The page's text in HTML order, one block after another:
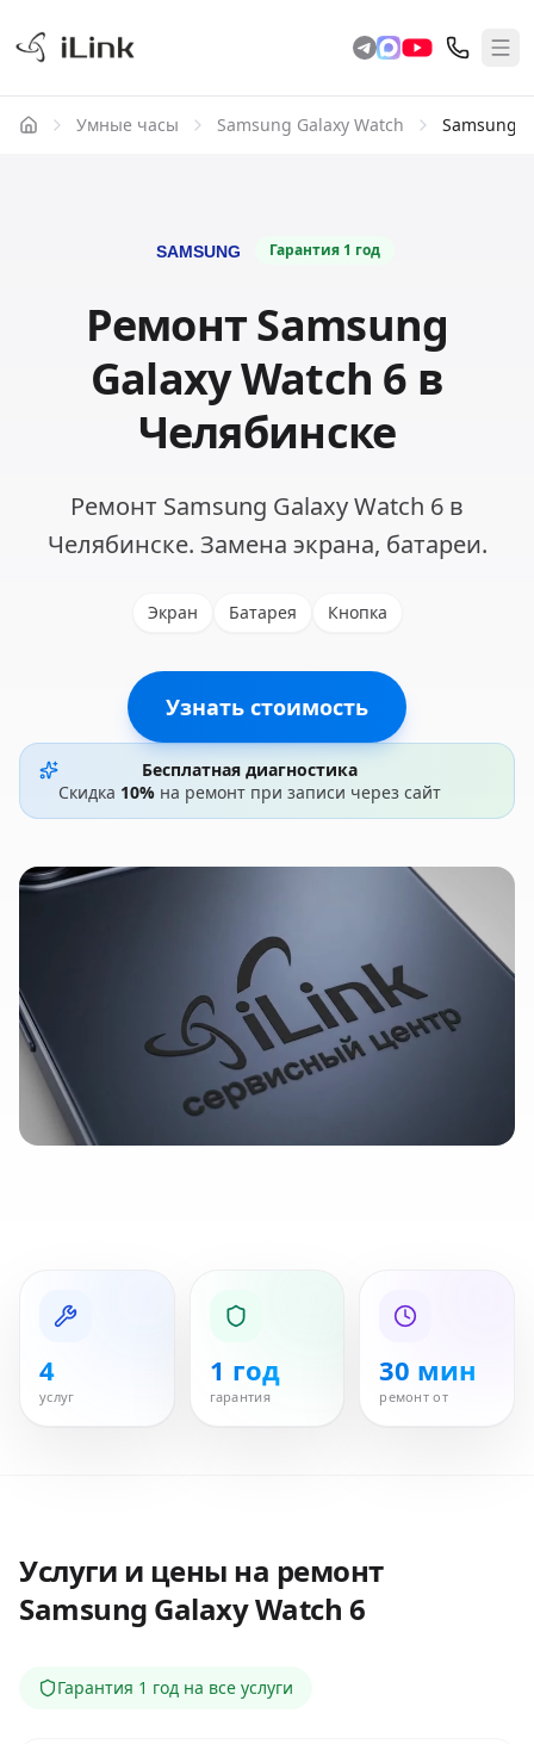
Умные часы Samsung Galaxy Watch Samsung
Гарантия 1 год
Ремонт Samsung
Galaxy Watch 6 в
Челябинске
Ремонт Samsung Galaxy Watch 6 в
Челябинске. Замена экрана, батареи.
Экран Батарея Кнопка
Узнать стоимость
Бесплатная диагностика
Скидка 10% на ремонт при записи через сайт
4
услуг
1 год
гарантия
30 мин
ремонт от
Услуги и цены на ремонт
Samsung Galaxy Watch 6
Гарантия 1 год на все услуги